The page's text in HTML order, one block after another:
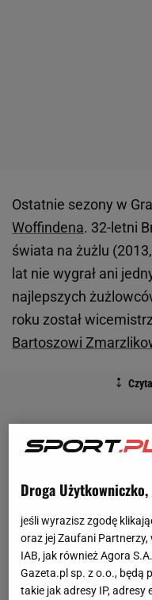
Ostatnie sezony w
Woffindena. 32-letni
świata na żużlu
lat nie wygrał ani
najlepszych
roku został
Bartoszowi
Droga
jeśli wyrazisz zgodę
oraz jej Zaufani Partnerzy,
IAB, jak również Agora
Gazeta.pl sp. z o.o., będą
takie jak adresy IP,